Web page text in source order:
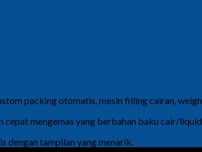
packing otomatis, mesin filling cairan,
mengemas yang berbahan baku cair/
dengan tampilan yang menarik.